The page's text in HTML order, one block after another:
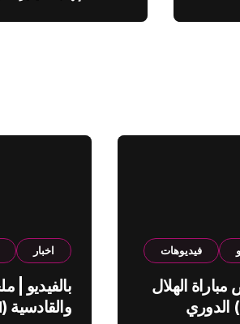
فيديوهات
الهلال
والقادسية (1-2) الدوري
اخبار
بالفيديو |